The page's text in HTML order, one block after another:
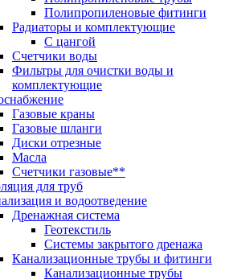
Полипропиленовые фитинги
Радиаторы и комплектующие
С цангой
Счетчики воды
Фильтры для очистки воды и
комплектующие
Газовые краны
Газовые шланги
Диски отрезные
Масла
Счетчики газовые**
для труб
и водоотведение
Дренажная система
Геотекстиль
Системы закрытого дренажа
Канализационные трубы и фитинги
Канализационные трубы